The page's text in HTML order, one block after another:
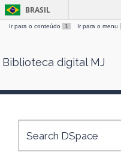
Skip
BRASIL
Ir para o conteúdo 1 Ir para o menu
Biblioteca digital MJ